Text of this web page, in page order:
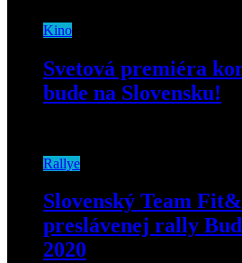
Kino
Svetová premiéra
bude na Slovensku!
Rallye
Slovenský Team
preslávenej rally
2020